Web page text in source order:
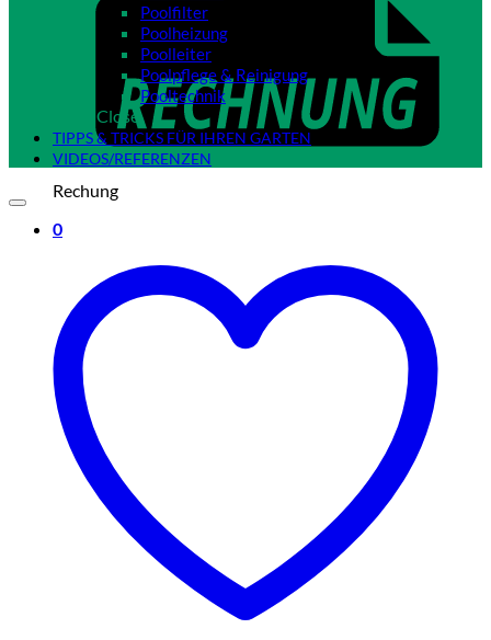
Rechung
0
Poolfilter
Poolheizung
Poolleiter
Poolpflege & Reinigung
Pooltechnik
Close
TIPPS & TRICKS FÜR IHREN GARTEN
VIDEOS/REFERENZEN